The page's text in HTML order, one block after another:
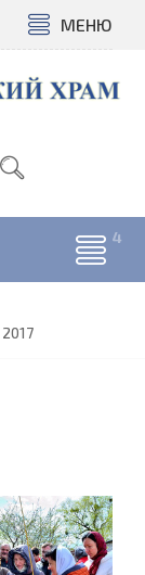
МЕНЮ
2017